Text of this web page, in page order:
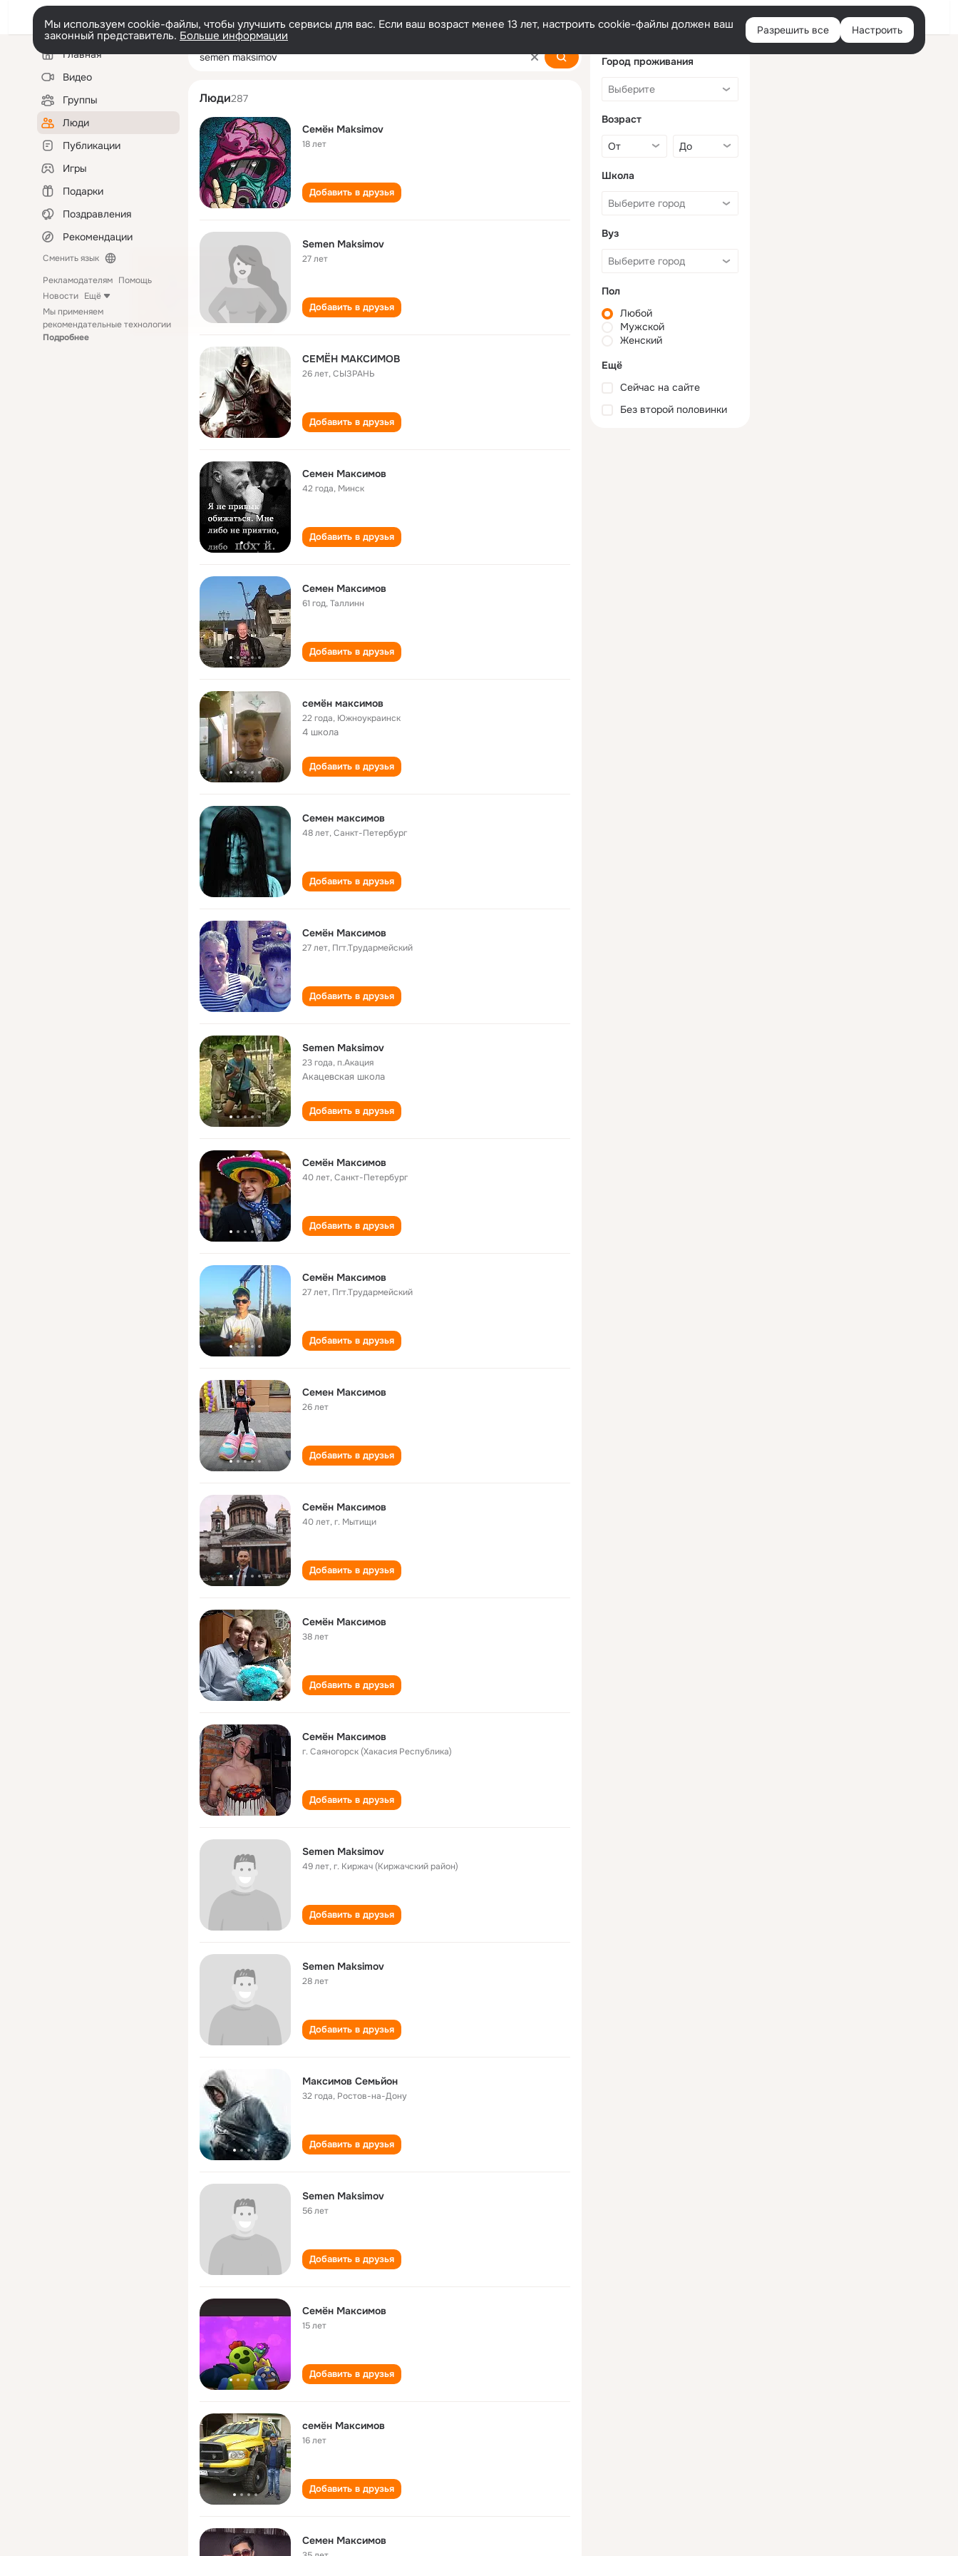
Войти
Мы используем cookie-файлы, чтобы улучшить сервисы для вас. Если ваш возраст менее 13 лет, настроить cookie-файлы должен ваш
законный представитель. Больше информации Разрешить все Настроить
Левая
колонкаГлавная
Видео
Группы
Люди
Публикации
Игры
Подарки
Поздравления
Рекомендации
Сменить язык
Рекламодателям Помощь
Новости Ещё
Мы применяем
рекомендательные технологии
Подробнее
semen maksimov
Люди287
Семён Maksimov
18 лет
Добавить в друзья
Semen Maksimov
27 лет
Добавить в друзья
СЕМЁН МАКСИМОВ
26 лет,СЫЗРАНЬ
Добавить в друзья
Семен Максимов
42 года, Минск
Добавить в друзья
Семен Максимов
61 год,Таллинн
Добавить в друзья
семён максимов
22 года, Южноукраинск
4 школа
Добавить в друзья
Семен максимов
48 лет,Санкт-Петербург
Добавить в друзья
Семён Максимов
27 лет, Пгт.Трудармейский
Добавить в друзья
Semen Maksimov
23 года,п.Акация
Акацевская школа
Добавить в друзья
Семён Максимов
40 лет,Санкт-Петербург
Добавить в друзья
Семён Максимов
27 лет, Пгт.Трудармейский
Добавить в друзья
Семен Максимов
26 лет
Добавить в друзья
Семён Максимов
40 лет,г. Мытищи
Добавить в друзья
Семён Максимов
38 лет
Добавить в друзья
Семён Максимов
г. Саяногорск (Хакасия Республика)
Добавить в друзья
Semen Maksimov
49 лет,г. Киржач (Киржачский район)
Добавить в друзья
Semen Maksimov
28 лет
Добавить в друзья
Максимов Семьйон
32 года, Ростов-на-Дону
Добавить в друзья
Semen Maksimov
56 лет
Добавить в друзья
Семён Максимов
15 лет
Добавить в друзья
семён Максимов
16 лет
Добавить в друзья
Семен Максимов
Город проживания
Возраст
Школа
Вуз
Пол
Любой
Мужской
Женский
Ещё
Сейчас на сайте
Без второй половинки